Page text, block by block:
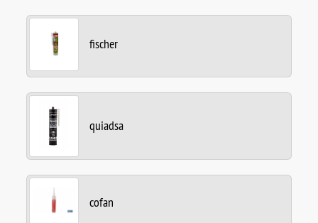
fischer
quiadsa
cofan